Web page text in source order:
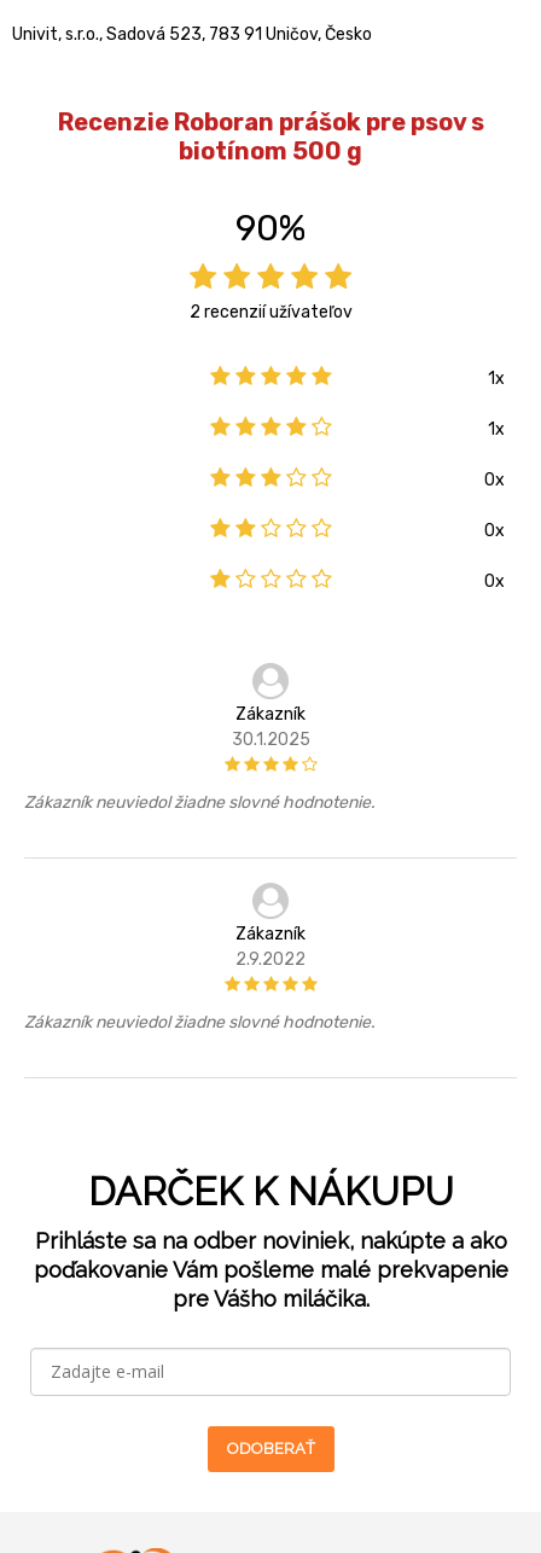
Univit, s.r.o., Sadová 523, 783 91 Uničov, Česko
Recenzie Roboran prášok pre psov s
biotínom 500 g
90%
2 recenzií užívateľov
1x
1x
0x
0x
0x
Zákazník
30.1.2025
Zákazník neuviedol žiadne slovné hodnotenie.
Zákazník
2.9.2022
Zákazník neuviedol žiadne slovné hodnotenie.
DARČEK K NÁKUPU
Prihláste sa na odber noviniek, nakúpte a ako
poďakovanie Vám pošleme malé prekvapenie
pre Vášho miláčika.
ODOBERAŤ